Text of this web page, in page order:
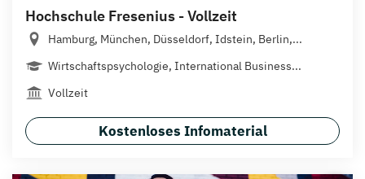
Hochschule Fresenius - Vollzeit
Hamburg, München, Düsseldorf, Idstein, Berlin,...
Wirtschaftspsychologie, International Business...
Vollzeit
Kostenloses Infomaterial